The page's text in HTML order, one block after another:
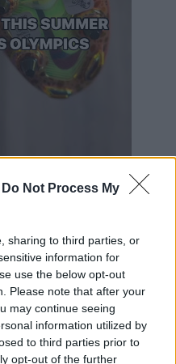
Do Not Process My
sharing to third parties, or
information for
use the below opt-out
Please note that after your
may continue seeing
information utilized by
to third parties prior to
opt-out of the further